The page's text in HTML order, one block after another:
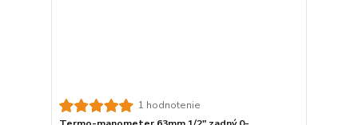
1 hodnotenie